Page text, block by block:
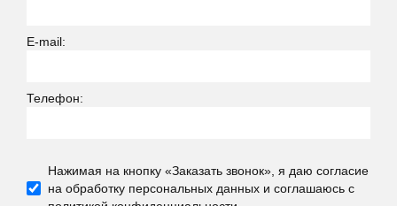
E-mail:
Телефон:
Нажимая на кнопку «Заказать звонок», я даю согласие
на обработку персональных данных и соглашаюсь c